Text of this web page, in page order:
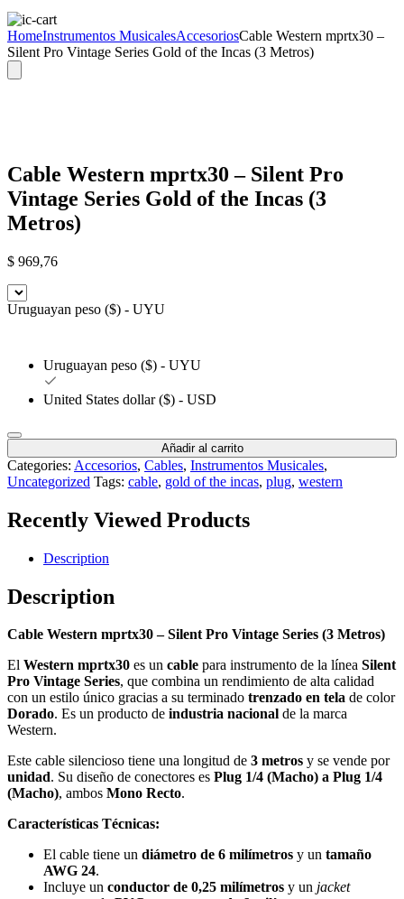
HomeInstrumentos MusicalesAccesoriosCable Western mprtx30 –
Silent Pro Vintage Series Gold of the Incas (3 Metros)
Cable Western mprtx30 – Silent Pro
Vintage Series Gold of the Incas (3
Metros)
$ 969,76
Uruguayan peso ($) - UYU
Uruguayan peso ($) - UYU
United States dollar ($) - USD
Añadir al carrito
Categories: Accesorios, Cables, Instrumentos Musicales,
Uncategorized Tags: cable, gold of the incas, plug, western
Recently Viewed Products
Description
Description
Cable Western mprtx30 – Silent Pro Vintage Series (3 Metros)
El Western mprtx30 es un cable para instrumento de la línea Silent
Pro Vintage Series, que combina un rendimiento de alta calidad
con un estilo único gracias a su terminado trenzado en tela de color
Dorado. Es un producto de industria nacional de la marca
Western.
Este cable silencioso tiene una longitud de 3 metros y se vende por
unidad. Su diseño de conectores es Plug 1/4 (Macho) a Plug 1/4
(Macho), ambos Mono Recto.
Características Técnicas:
El cable tiene un diámetro de 6 milímetros y un tamaño
AWG 24.
Incluye un conductor de 0,25 milímetros y un jacket